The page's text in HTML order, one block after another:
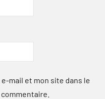
mail et mon site dans le